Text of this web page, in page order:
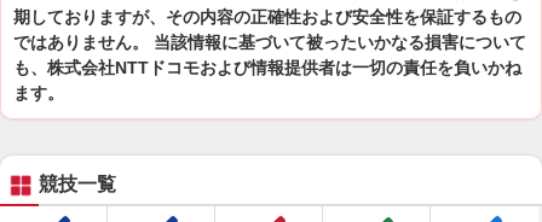
期しておりますが、その内容の正確性および安全性を保証するもの
ではありません。 当該情報に基づいて被ったいかなる損害について
も、株式会社NTTドコモおよび情報提供者は一切の責任を負いかね
ます。
競技一覧